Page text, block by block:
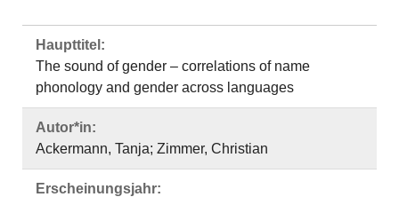
Haupttitel:
The sound of gender – correlations of name
phonology and gender across languages
Autor*in:
Ackermann, Tanja; Zimmer, Christian
Erscheinungsjahr: